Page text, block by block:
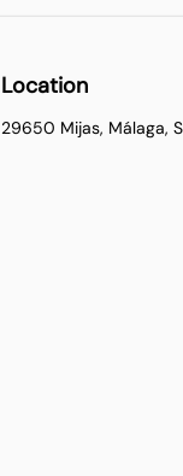
Location
29650 Mijas, Málaga,